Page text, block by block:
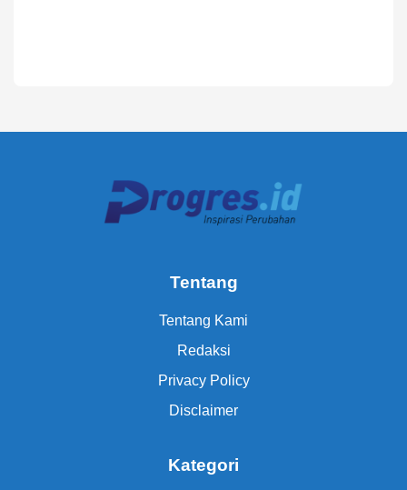
Tentang
Tentang Kami
Redaksi
Privacy Policy
Disclaimer
Kategori